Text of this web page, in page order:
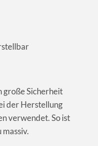
große Sicherheit
der Herstellung
verwendet. So ist